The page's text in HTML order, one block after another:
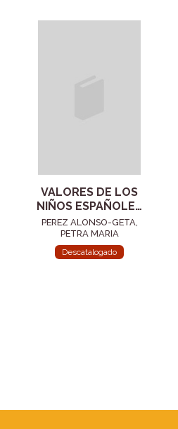
VALORES DE LOS
NIÑOS ESPAÑOLES
1992, LOS
PEREZ ALONSO-GETA,
PETRA MARIA
Descatalogado